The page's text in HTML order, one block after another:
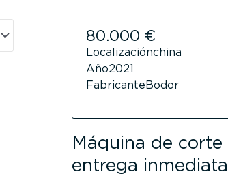
80.000 €
Localizaciónchina
Año2021
Fabricante Bodor
Máquina de
entrega inmediata